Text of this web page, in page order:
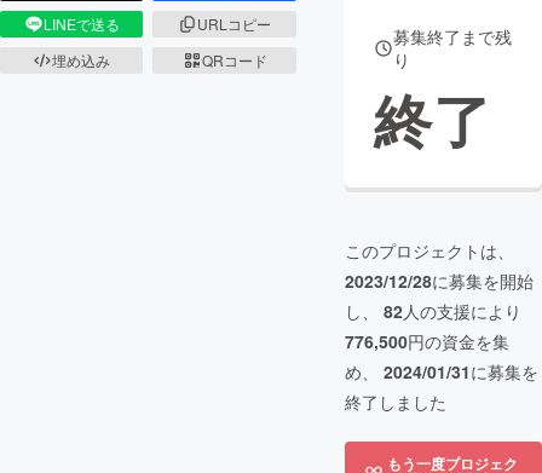
LINEで送る
URLコピー
埋め込み
QRコード
募集終了まで残
り
終了
このプロジェクトは、
2023/12/28に募集を開始
し、 82人の支援により
776,500円の資金を集
め、 2024/01/31に募集を
終了しました
もう一度プロジェク